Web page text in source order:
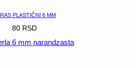
PLASTIČNI 6 MM
80 RSD
6 mm narandzasta